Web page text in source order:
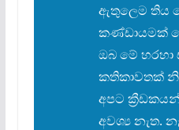
ඇතුලෙම තිය
කණ්ඩායමක්
ඔබ මේ හරහා
කතිකාවතක්
අපට ක්
අවශ්ය නැත.